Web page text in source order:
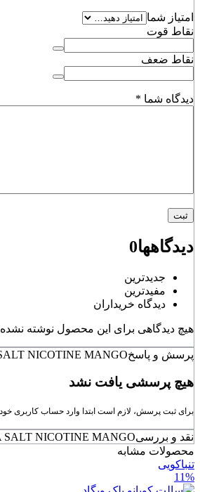
امتیاز شما
نقاط قوت
نقاط ضعف
دیدگاه شما *
دیدگاهها0
جدیدترین
مفیدترین
دیدگاه خریداران
هیچ دیدگاهی برای این محصول نوشته
پرسش و پاسخNICOTINE MANGO
هیچ پرسشی یافت نشد
برای ثبت پرسش، لازم است ابتدا وارد حساب کاربری
نقد و بررسیSALT NICOTINE MANGO
محصولات مشابه
تنباکویی
11%